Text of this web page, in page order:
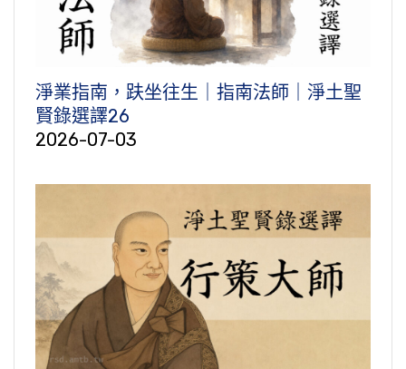
淨業指南，趺坐往生｜指南法師｜淨土聖
賢錄選譯26
2026-07-03